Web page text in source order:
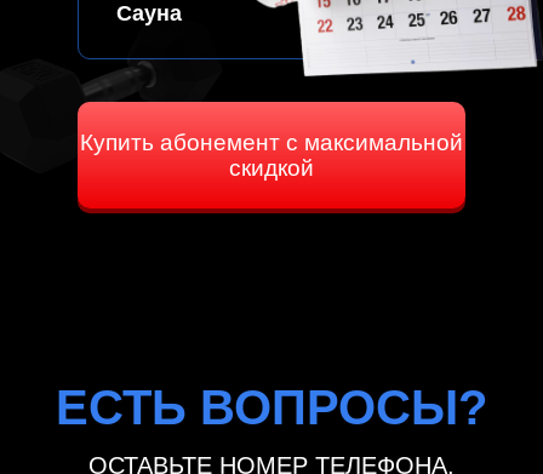
Сауна
Купить абонемент с максимальной
скидкой
ЕСТЬ ВОПРОСЫ?
ОСТАВЬТЕ НОМЕР ТЕЛЕФОНА,